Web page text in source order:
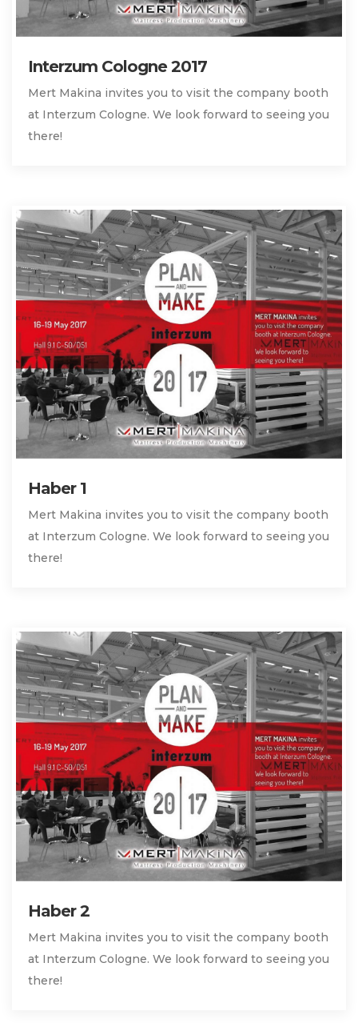
Interzum Cologne 2017
Mert Makina invites you to visit the company booth
at Interzum Cologne. We look forward to seeing you
there!
Haber 1
Mert Makina invites you to visit the company booth
at Interzum Cologne. We look forward to seeing you
there!
Haber 2
Mert Makina invites you to visit the company booth
at Interzum Cologne. We look forward to seeing you
there!